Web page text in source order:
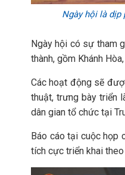
Ngày hội là dịp
Ngày hội có sự tham
thành, gồm Khánh
Các hoạt động sẽ
thuật, trưng bày triển
dân gian tổ chức tại
Báo cáo tại cuộc họp
tích cực triển khai